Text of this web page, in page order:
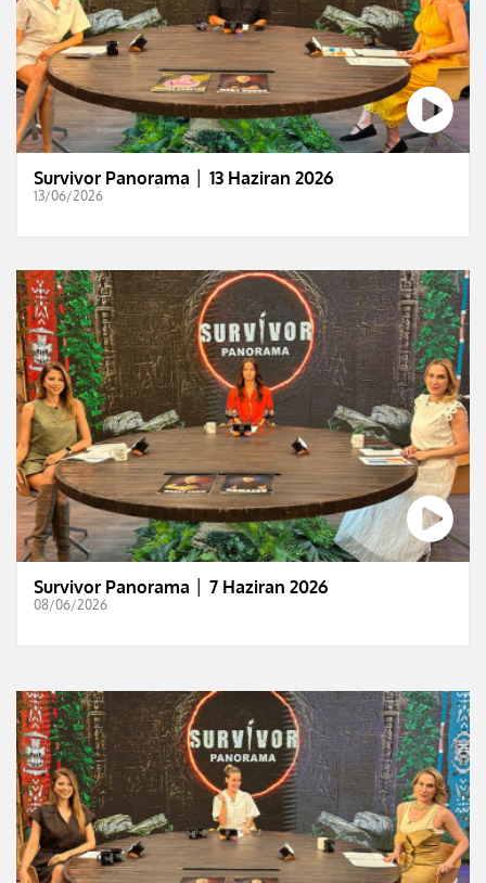
Survivor Panorama │ 13 Haziran 2026
13/06/2026
Survivor Panorama │ 7 Haziran 2026
08/06/2026